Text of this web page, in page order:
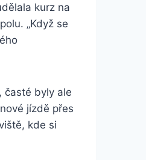
kurz na
„Když se
časté byly ale
jízdě přes
kde si